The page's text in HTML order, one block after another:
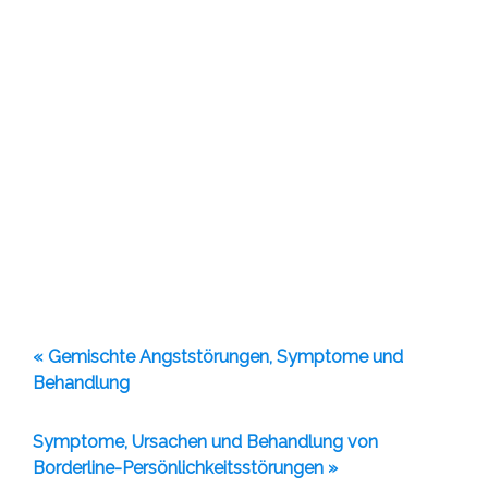
« Gemischte Angststörungen, Symptome und
Behandlung
Symptome, Ursachen und Behandlung von
Borderline-Persönlichkeitsstörungen »